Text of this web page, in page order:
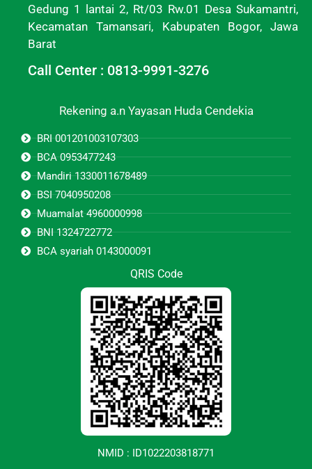
Gedung 1 lantai 2, Rt/03 Rw.01 Desa Sukamantri,
Kecamatan Tamansari, Kabupaten Bogor, Jawa
Barat
Call Center : 0813-9991-3276
Rekening a.n Yayasan Huda Cendekia
BRI 001201003107303
BCA 0953477243
Mandiri 1330011678489
BSI 7040950208
Muamalat 4960000998
BNI 1324722772
BCA syariah 0143000091
QRIS Code
NMID : ID1022203818771